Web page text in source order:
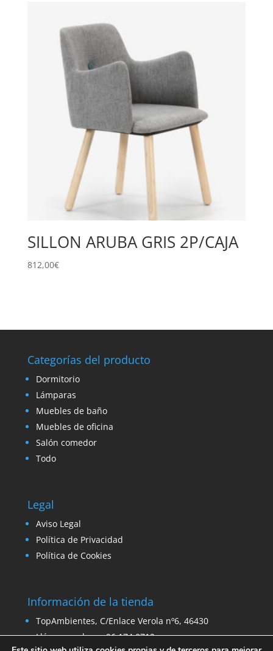
SILLON ARUBA GRIS 2P/CAJA
812,00€
Categorías del producto
Dormitorio
Lámparas
Muebles de baño
Muebles de oficina
Salón comedor
Todo
Legal
Aviso Legal
Política de Privacidad
Política de Cookies
Información de la tienda
TopAmbientes, C/Enlace Verola nº6, 46430
Llámanos ahora: 96 174 0712